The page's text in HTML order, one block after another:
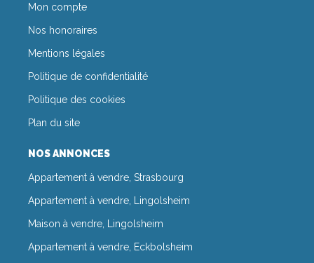
Mon compte
Nos honoraires
Mentions légales
Politique de confidentialité
Politique des cookies
Plan du site
NOS ANNONCES
Appartement à vendre, Strasbourg
Appartement à vendre, Lingolsheim
Maison à vendre, Lingolsheim
Appartement à vendre, Eckbolsheim